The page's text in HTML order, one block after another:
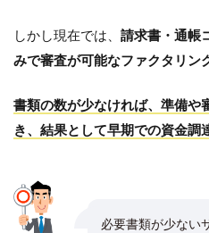
しかし現在では、 請求書・通帳
みで審査が可能なファクタリン
書類の数が少なければ、準備や
き、結果として早期での資金調
必要書類が少ない